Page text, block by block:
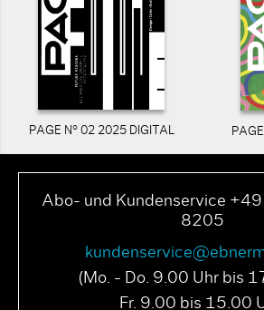
PAGE N° 02 2025 DIGITAL
Abo- und Kundenservice
8205
(Mo. - Do. 9.00 Uhr bis
Fr. 9.00 bis 15.00